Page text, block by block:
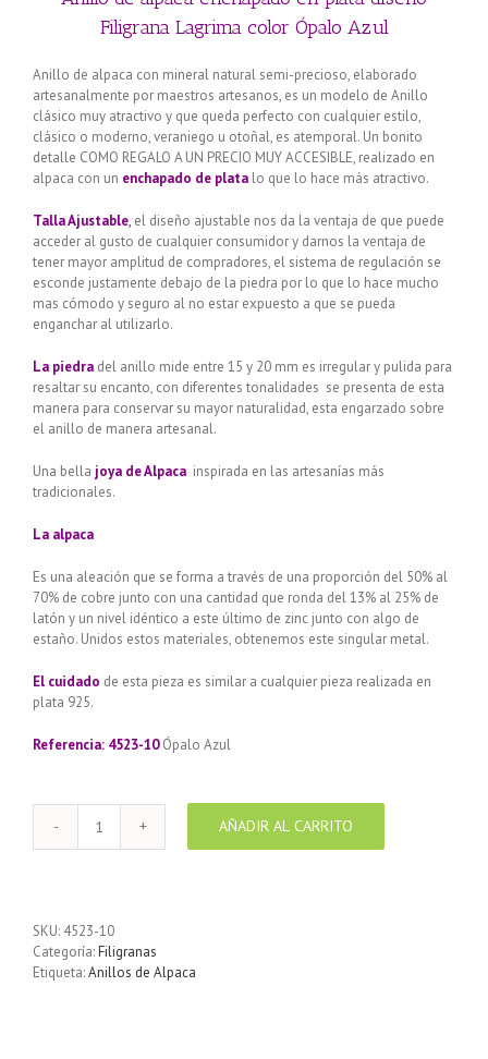
Filigrana Lagrima color Ópalo Azul
Anillo de alpaca con mineral natural semi-precioso, elaborado
artesanalmente por maestros artesanos, es un modelo de Anillo
clásico muy atractivo y que queda perfecto con cualquier estilo,
clásico o moderno, veraniego u otoñal, es atemporal. Un bonito
detalle COMO REGALO A UN PRECIO MUY ACCESIBLE, realizado en
alpaca con un enchapado de plata lo que lo hace más atractivo.
Talla Ajustable, el diseño ajustable nos da la ventaja de que puede
acceder al gusto de cualquier consumidor y darnos la ventaja de
tener mayor amplitud de compradores, el sistema de regulación se
esconde justamente debajo de la piedra por lo que lo hace mucho
mas cómodo y seguro al no estar expuesto a que se pueda
enganchar al utilizarlo.
La piedra del anillo mide entre 15 y 20 mm es irregular y pulida para
resaltar su encanto, con diferentes tonalidades se presenta de esta
manera para conservar su mayor naturalidad, esta engarzado sobre
el anillo de manera artesanal.
Una bella joya de Alpaca inspirada en las artesanías más
tradicionales.
La alpaca
Es una aleación que se forma a través de una proporción del 50% al
70% de cobre junto con una cantidad que ronda del 13% al 25% de
latón y un nivel idéntico a este último de zinc junto con algo de
estaño. Unidos estos materiales, obtenemos este singular metal.
El cuidado de esta pieza es similar a cualquier pieza realizada en
plata 925.
Referencia: 4523-10Ópalo Azul
Anillo
de
plata
diseño
Filigrana
AÑADIR AL CARRITO
SKU: 4523-10
Categoría:Filigranas
Etiqueta:Anillos de Alpaca